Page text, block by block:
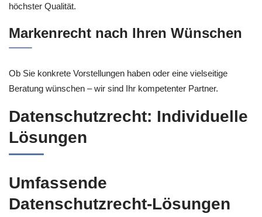
höchster Qualität.
Markenrecht nach Ihren Wünschen
Ob Sie konkrete Vorstellungen haben oder eine vielseitige
Beratung wünschen – wir sind Ihr kompetenter Partner.
Datenschutzrecht: Individuelle
Lösungen
Umfassende
Datenschutzrecht-Lösungen